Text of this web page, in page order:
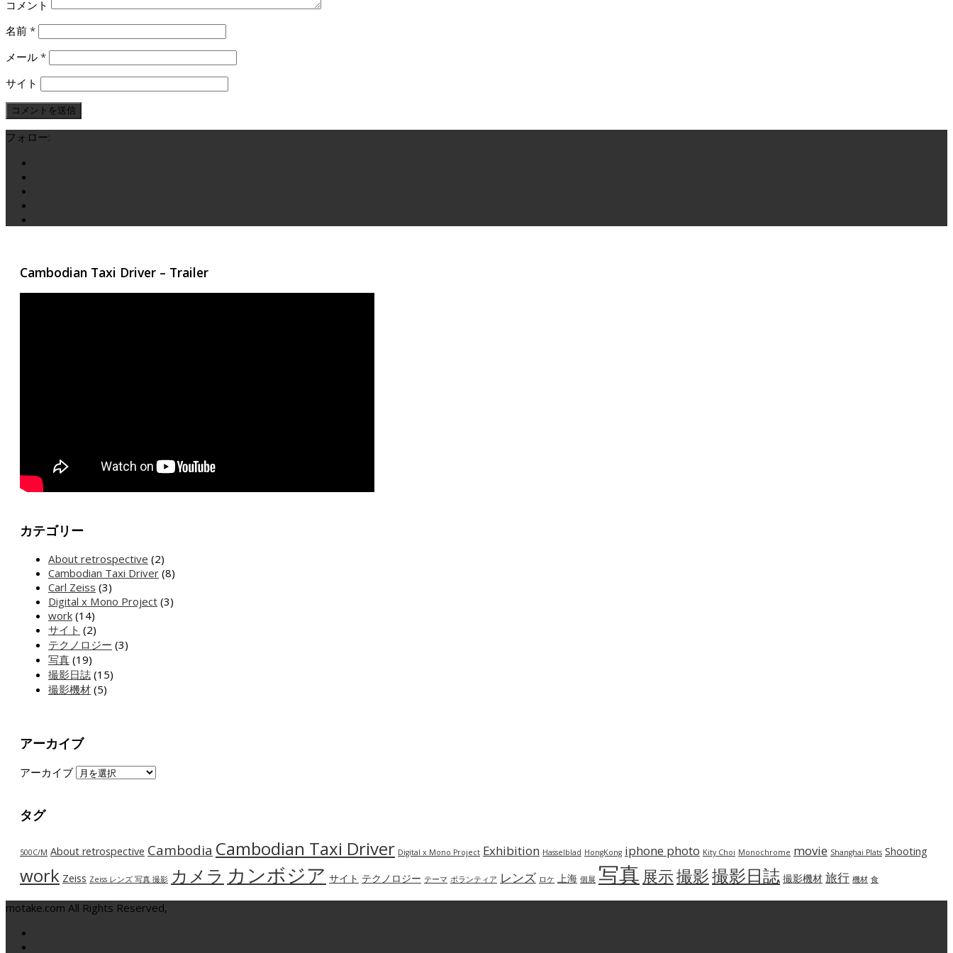
コメント
名前 *
メール *
サイト
フォロー:
Cambodian Taxi Driver – Trailer
カテゴリー
About retrospective (2)
Cambodian Taxi Driver (8)
Carl Zeiss (3)
Digital x Mono Project (3)
work (14)
サイト (2)
テクノロジー (3)
写真 (19)
撮影日誌 (15)
撮影機材 (5)
アーカイブ
アーカイブ
タグ
500C/M About retrospective Cambodia Cambodian Taxi Driver Digital x Mono Project Exhibition Hasselblad HongKong iphone photo Kity Choi Monochrome movie Shanghai Plats Shooting
work Zeiss Zeiss レンズ 写真 撮影 カメラ カンボジア サイト テクノロジー テーマ ボランティア レンズ ロケ 上海 個展 写真 展示撮影撮影日誌 撮影機材 旅行 機材 食
motake.com All Rights Reserved,